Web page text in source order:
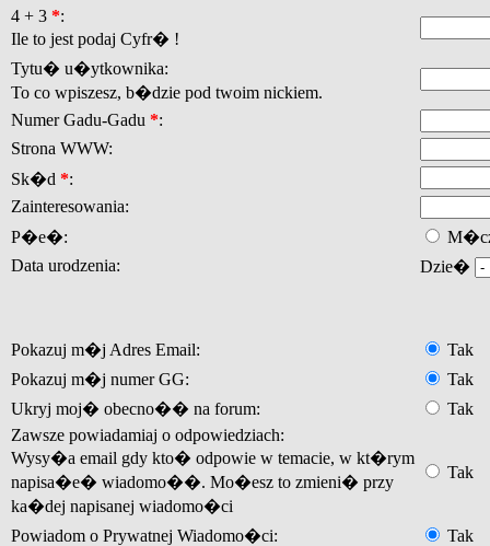
4 + 3 *:
Ile to jest podaj Cyfr� !
Tytu� u�ytkownika:
To co wpiszesz, b�dzie pod twoim nickiem.
Numer Gadu-Gadu *:
Strona WWW:
Sk�d *:
Zainteresowania:
P�e�:
Data urodzenia:
Dzie�
Pokazuj m�j Adres Email:
Tak
Pokazuj m�j numer GG:
Tak
Ukryj moj� obecno�� na forum:
Tak
Zawsze powiadamiaj o odpowiedziach:
Wysy�a email gdy kto� odpowie w temacie, w kt�rym
napisa�e� wiadomo��. Mo�esz to zmieni� przy
ka�dej napisanej wiadomo�ci
Tak
Powiadom o Prywatnej Wiadomo�ci:
Tak